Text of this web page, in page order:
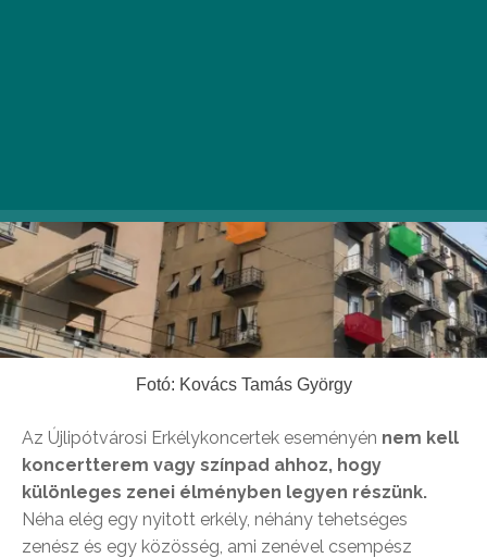
Fotó: Kovács Tamás György
Az Újlipótvárosi Erkélykoncertek eseményén nem kell
koncertterem vagy színpad ahhoz, hogy
különleges zenei élményben legyen részünk.
Néha elég egy nyitott erkély, néhány tehetséges
zenész és egy közösség, ami zenével csempész